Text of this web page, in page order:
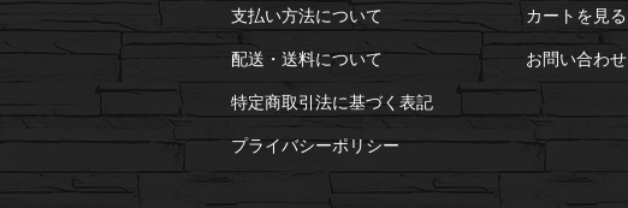
支払い方法について
配送・送料について
特定商取引法に基づく表記
プライバシーポリシー
カートを見る
お問い合わせ